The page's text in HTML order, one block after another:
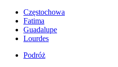
Częstochowa
Fatima
Guadalupe
Lourdes
Podróż